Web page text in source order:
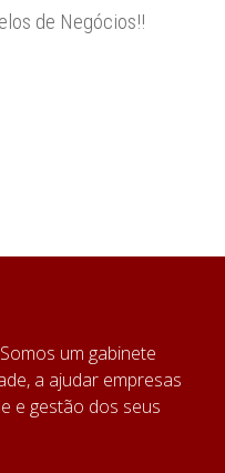
de Negócios!!
um gabinete
a ajudar empresas
e gestão dos seus